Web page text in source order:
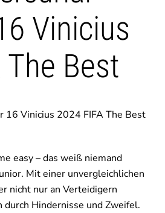
Vinicius
The Best
16 Vinicius 2024 FIFA The Best
easy – das weiß niemand
Mit einer unvergleichlichen
nicht nur an Verteidigern
durch Hindernisse und Zweifel.